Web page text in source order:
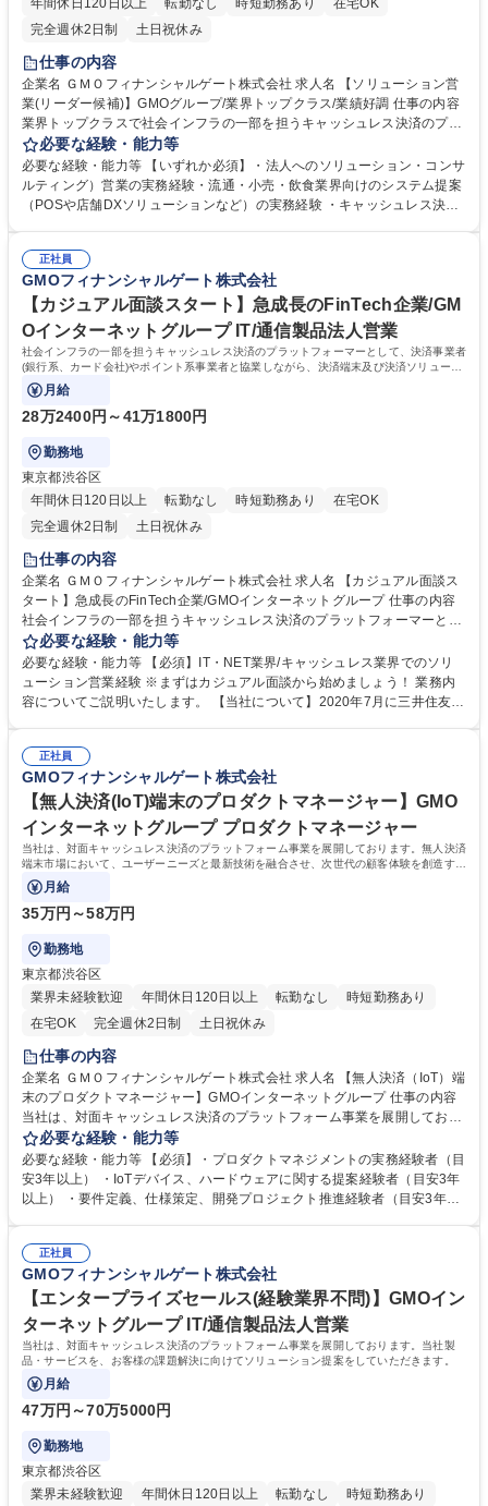
年間休日120日以上 転勤なし 時短勤務あり
在宅OK
完全週休2日制
土日祝休み
仕事の内容
企業名 ＧＭＯフィナンシャルゲート株式会社 求人名 【ソリューション営
業(リーダー候補)】GMOグループ/業界トップクラス/業績好調 仕事の内容
業界トップクラスで社会インフラの一部を担うキャッシュレス決済のプラ
ットフォーマーとして、決済事業者(銀行系、カード会社)やポイント系事
業者と協業しながら、下記の業務をお任せいたします。 【業務内容詳細】
■大手アカウントに対する決済端末及び決済ソリューションの導入 ■クレ
ジットカード会社を中心としたアライアンス企業に対するビジネスプラン
職種 【ソリューション営業(リーダー候補)】GMOグループ/業界トップク
ラス/業績好調
必要な経験・能力等
必要な経験・能力等 【いずれか必須】・法人へのソリューション・コンサ
ルティング）営業の実務経験・流通・小売・飲食業界向けのシステム提案
（POSや店舗DXソリューションなど）の実務経験 ・キャッシュレス決
月に三井住友カード株式会社、ビザ・ワールドワイド・ジャパン株式会社
（Visa）と共同で新決済プラットフォーム『stera』をリリース。大手カ
ード会社とのアライアンス×キャッシュレス市場成長性により飛躍的に成
長している。 学歴・資格 学歴：大学院 大学 語学力： 資格：
正社員
GMOフィナンシャルゲート株式会社
【カジュアル面談スタート】急成長のFinTech企業/GM
Oインターネットグループ IT/通信製品法人営業
社会インフラの一部を担うキャッシュレス決済のプラットフォーマーとして、決済事業者
(銀行系、カード会社)やポイント系事業者と協業しながら、決済端末及び決済ソリューシ
ョンの導入提案をお任せします。
月給
28万2400円～41万1800円
勤務地
東京都渋谷区
年間休日120日以上
転勤なし 時短勤務あり
在宅OK
完全週休2日制
土日祝休み
仕事の内容
企業名 ＧＭＯフィナンシャルゲート株式会社 求人名 【カジュアル面談ス
タート】急成長のFinTech企業/GMOインターネットグループ 仕事の内容
社会インフラの一部を担うキャッシュレス決済のプラットフォーマーとし
て、決済事業者(銀行系、カード会社)やポイント系事業者と協業しなが
ら、決済端末及び決済ソリューションの導入提案をお任せします。 【業務
内容詳細】 ■大手アカウントに対する決済端末及び決済ソリューションの
導入 ■クレジットカード会社を中心としたアライアンス企業に対するビジ
ング 募集職種 【カジュアル面談スタート】急成長のFinTech企業/GMOイ
ンターネットグループ
必要な経験・能力等
必要な経験・能力等 【必須】IT・NET業界/キャッシュレス業界でのソリ
ューション営業経験 ※まずはカジュアル面談から始めましょう！ 業務内
容についてご説明いたします。 【当社について】2020年7月に三井住友カ
イアンス×キャッシュレス市場成長性により飛躍的に成長している。日本
のキャッシュレス決済比率は39.3%(2023年度).日本政府はこ2025年まで
に40%程度を目指す政策を打ち出していることも追い風の一つ。 学歴・
資格 学歴：大学院 大学 語学力： 資格：
正社員
GMOフィナンシャルゲート株式会社
【無人決済(IoT)端末のプロダクトマネージャー】GMO
インターネットグループ プロダクトマネージャー
当社は、対面キャッシュレス決済のプラットフォーム事業を展開しております。無人決済
端末市場において、ユーザーニーズと最新技術を融合させ、次世代の顧客体験を創造する
プロダクトマネージャー/営業を募集し
月給
35万円～58万円
勤務地
東京都渋谷区
業界未経験歓迎
年間休日120日以上 転勤なし
時短勤務あり
在宅OK
完全週休2日制 土日祝休み
仕事の内容
企業名 ＧＭＯフィナンシャルゲート株式会社 求人名 【無人決済（IoT）端
末のプロダクトマネージャー】GMOインターネットグループ 仕事の内容
当社は、対面キャッシュレス決済のプラットフォーム事業を展開しており
ます。無人決済端末市場において、ユーザーニーズと最新技術を融合さ
せ、次世代の顧客体験を創造するプロダクトマネージャー/営業を募集し
ます。 ・ 無人決済端末のプロダクトロードマップ策定/実行 ・ 市場調査、
顧客分析、競合分析に基づいた新機能/改善案の企画 ・ キャッシュレス決
PI設定・分析、データに基づいた意思決定 募集職種 【無人決済（IoT）端
末のプロダクトマネージャー】GMOインターネットグループ
必要な経験・能力等
必要な経験・能力等 【必須】・プロダクトマネジメントの実務経験者（目
安3年以上） ・IoTデバイス、ハードウェアに関する提案経験者（目安3年
以上） ・要件定義、仕様策定、開発プロジェクト推進経験者（目安3年以
り飛躍的に成長している。日本のキャッシュレス決済比率は39.3%(2023
年度).日本政府はこ2025年までに40%程度を目指す政策を打ち出している
ことも追い風の一つ。 学歴・資格 学歴：大学院 大学 語学力： 資格：
正社員
GMOフィナンシャルゲート株式会社
【エンタープライズセールス(経験業界不問)】GMOイン
ターネットグループ IT/通信製品法人営業
当社は、対面キャッシュレス決済のプラットフォーム事業を展開しております。当社製
品・サービスを、お客様の課題解決に向けてソリューション提案をしていただきます。
月給
47万円～70万5000円
勤務地
東京都渋谷区
業界未経験歓迎
年間休日120日以上 転勤なし
時短勤務あり